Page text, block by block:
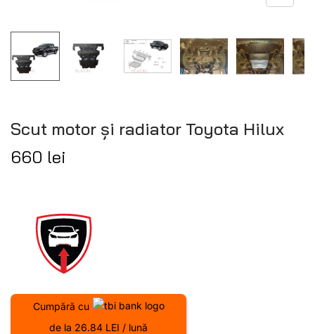
Scut motor și radiator Toyota Hilux
660 lei
Cumpără cu
de la 26.84 LEI / lună